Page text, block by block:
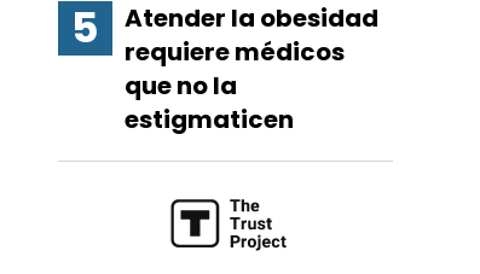
Atender la obesidad
requiere médicos
que no la
estigmaticen